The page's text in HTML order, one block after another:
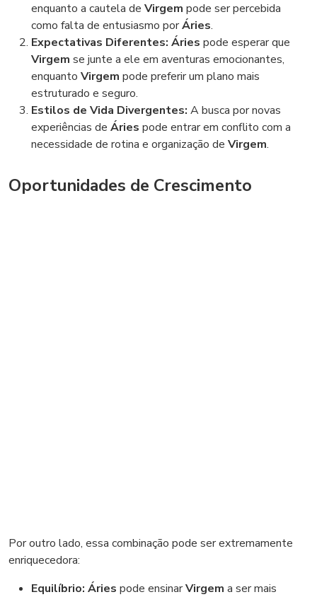
enquanto a cautela de Virgem pode ser percebida
como falta de entusiasmo porÁries.
Expectativas Diferentes: Áries pode esperar que
Virgem se junte a ele em aventuras emocionantes,
enquanto Virgem pode preferir um plano mais
estruturado e seguro.
Estilos de Vida Divergentes: A busca por novas
experiências de Áries pode entrar em conflito com a
necessidade de rotina e organização de Virgem.
Oportunidades de Crescimento
Por outro lado, essa combinação pode ser extremamente
enriquecedora:
Equilíbrio: Áries pode ensinarVirgem a ser mais